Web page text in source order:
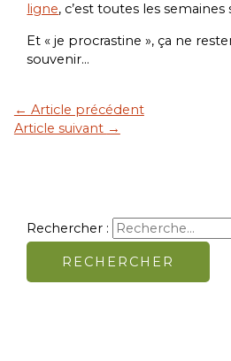
ligne, c’est toutes les
Et « je procrastine », ça ne
souvenir…
← Article précédent
Article suivant →
Rechercher :